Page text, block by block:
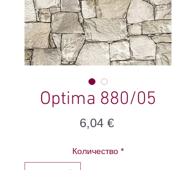
Optima 880/05
6,04 €Цена
Количество *